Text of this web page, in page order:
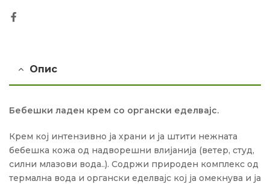
Опис
Бебешки ладен крем со органски еделвајс.
Крем кој интензивно ја храни и ја штити нежната
бебешка кожа од надворешни влијанија (ветер, студ,
силни млазови вода..). Содржи природен комплекс од
термална вода и органски еделвајс кој ја омекнува и ја